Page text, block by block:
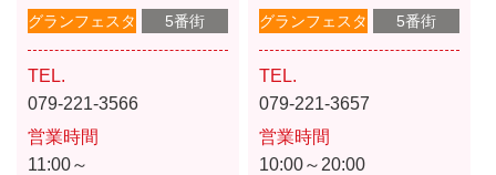
グランフェスタ 5番街
TEL.
079-221-3566
営業時間
11:00～
グランフェスタ 5番街
TEL.
079-221-3657
営業時間
10:00～20:00